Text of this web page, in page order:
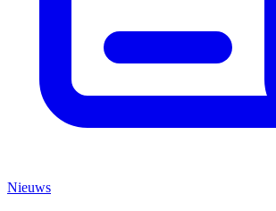
Nieuws